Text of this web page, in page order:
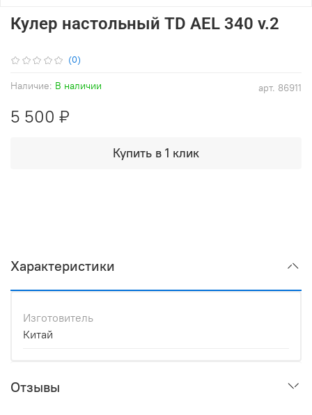
(0)
арт. 86911
Наличие: В наличии
Кулер настольный TD AEL 340 v.2
5 500 ₽
Купить в 1 клик
Характеристики
Изготовитель
Китай
Отзывы